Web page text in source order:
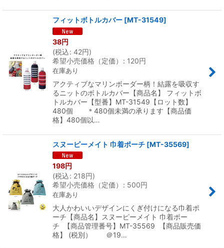
フィットボトルカバー [MT-31549]
38円
(税込: 42円)
希望小売価格（定価）
: 120円
在庫あり
アクティブなマリンボーダー柄！結露を吸収す
るニットのボトルカバー【商品名】 フィットボ
トルカバー【型番】MT-31549【ロット数】
480個 ＊480個未満の承ります【商品価
格】480個以…
スヌーピーメイト 巾着ポーチ [MT-35569]
198円
(税込: 218円)
希望小売価格（定価）
: 500円
在庫あり
大人かわいいデザインにくぎ付けになる巾着ポ
ーチ【商品名】スヌーピーメイト 巾着ポー
チ 【商品管理番号】MT-35569 【商品販売価
格】 (税別） ＠19…